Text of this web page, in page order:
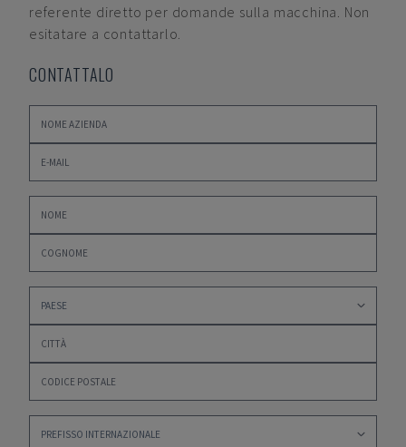
referente diretto per domande sulla macchina. Non
esitatare a contattarlo.
CONTATTALO